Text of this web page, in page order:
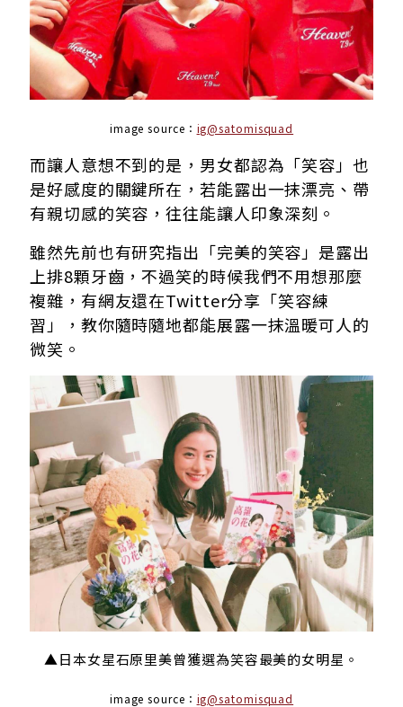
image source： ig@satomisquad
而讓人意想不到的是，男女都認為「笑容」也
是好感度的關鍵所在，若能露出一抹漂亮、帶
有親切感的笑容，往往能讓人印象深刻。
雖然先前也有研究指出「完美的笑容」是露出
上排8顆牙齒，不過笑的時候我們不用想那麼
複雜，有網友還在Twitter分享「笑容練
習」，教你隨時隨地都能展露一抹溫暖可人的
微笑。
▲日本女星石原里美曾獲選為笑容最美的女明星。
image source： ig@satomisquad